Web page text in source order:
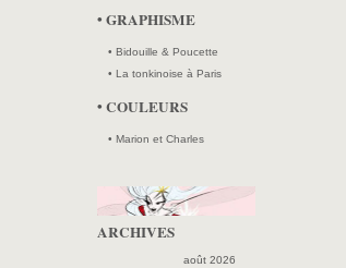
• GRAPHISME
• Bidouille & Poucette
• La tonkinoise à Paris
• COULEURS
• Marion et Charles
ARCHIVES
août 2026